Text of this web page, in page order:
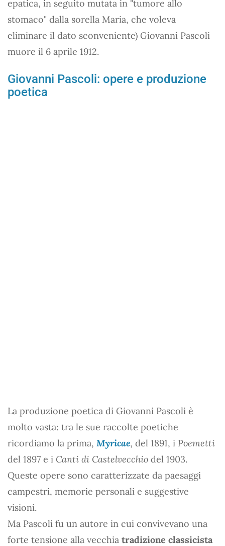
epatica, in seguito mutata in "tumore allo
stomaco" dalla sorella Maria, che voleva
eliminare il dato sconveniente) Giovanni Pascoli
muore il 6 aprile 1912.
Giovanni Pascoli: opere e produzione
poetica
La produzione poetica di Giovanni Pascoli è
molto vasta: tra le sue raccolte poetiche
ricordiamo la prima, Myricae, del 1891, i Poemetti
del 1897 e i Canti di Castelvecchio del 1903.
Queste opere sono caratterizzate da paesaggi
campestri, memorie personali e suggestive
visioni.
Ma Pascoli fu un autore in cui convivevano una
forte tensione alla vecchia tradizione classicista